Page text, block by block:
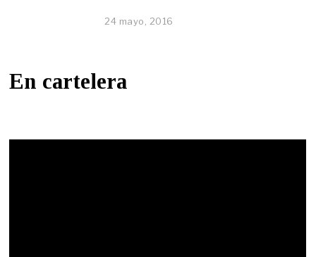
24 mayo, 2016
En cartelera